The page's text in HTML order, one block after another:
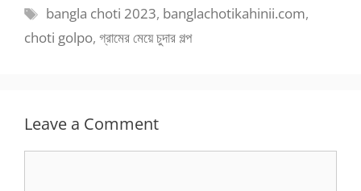
Tags
bangla choti 2023, banglachotikahinii.com,
choti golpo, গ্রামের মেয়ে চুদার গল্প
Leave a Comment